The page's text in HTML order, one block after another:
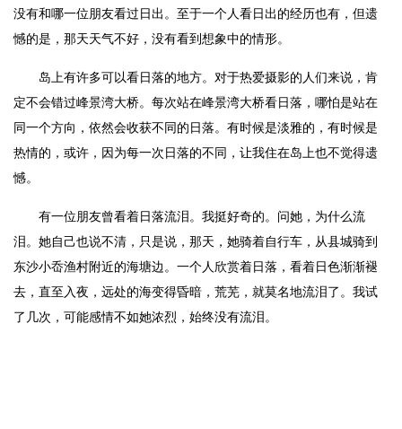
没有和哪一位朋友看过日出。至于一个人看日出的经历也有，但遗
憾的是，那天天气不好，没有看到想象中的情形。
岛上有许多可以看日落的地方。对于热爱摄影的人们来说，肯
定不会错过峰景湾大桥。每次站在峰景湾大桥看日落，哪怕是站在
同一个方向，依然会收获不同的日落。有时候是淡雅的，有时候是
热情的，或许，因为每一次日落的不同，让我住在岛上也不觉得遗
憾。
有一位朋友曾看着日落流泪。我挺好奇的。问她，为什么流
泪。她自己也说不清，只是说，那天，她骑着自行车，从县城骑到
东沙小岙渔村附近的海塘边。一个人欣赏着日落，看着日色渐渐褪
去，直至入夜，远处的海变得昏暗，荒芜，就莫名地流泪了。我试
了几次，可能感情不如她浓烈，始终没有流泪。